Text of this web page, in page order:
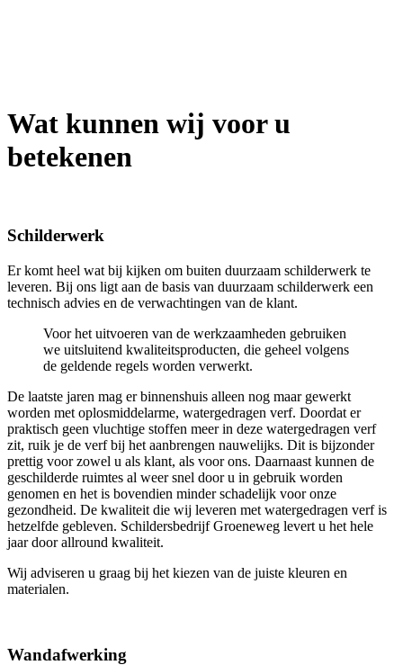
Wat kunnen wij voor u
betekenen
Schilderwerk
Er komt heel wat bij kijken om buiten duurzaam schilderwerk te
leveren. Bij ons ligt aan de basis van duurzaam schilderwerk een
technisch advies en de verwachtingen van de klant.
Voor het uitvoeren van de werkzaamheden gebruiken
we uitsluitend kwaliteitsproducten, die geheel volgens
de geldende regels worden verwerkt.
De laatste jaren mag er binnenshuis alleen nog maar gewerkt
worden met oplosmiddelarme, watergedragen verf. Doordat er
praktisch geen vluchtige stoffen meer in deze watergedragen verf
zit, ruik je de verf bij het aanbrengen nauwelijks. Dit is bijzonder
prettig voor zowel u als klant, als voor ons. Daarnaast kunnen de
geschilderde ruimtes al weer snel door u in gebruik worden
genomen en het is bovendien minder schadelijk voor onze
gezondheid. De kwaliteit die wij leveren met watergedragen verf is
hetzelfde gebleven. Schildersbedrijf Groeneweg levert u het hele
jaar door allround kwaliteit.
Wij adviseren u graag bij het kiezen van de juiste kleuren en
materialen.
Wandafwerking